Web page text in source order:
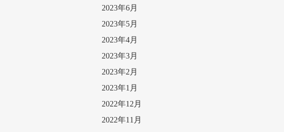
2023年6月
2023年5月
2023年4月
2023年3月
2023年2月
2023年1月
2022年12月
2022年11月